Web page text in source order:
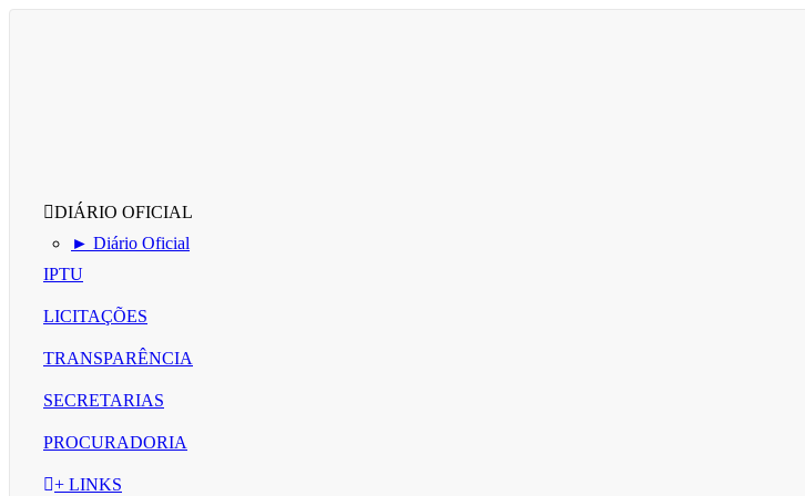
DIÁRIO OFICIAL
► Diário Oficial
IPTU
LICITAÇÕES
TRANSPARÊNCIA
SECRETARIAS
PROCURADORIA
+ LINKS